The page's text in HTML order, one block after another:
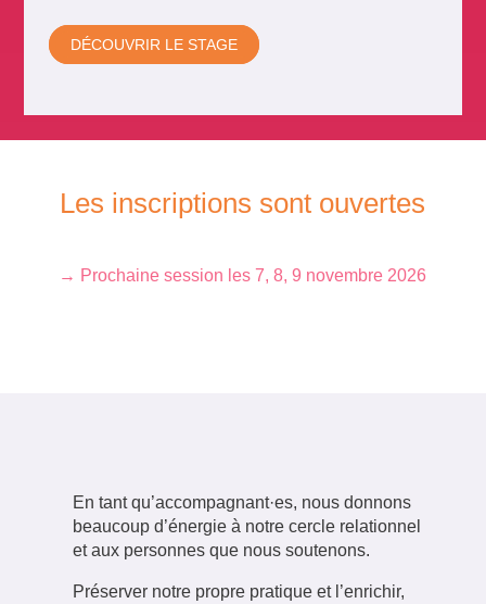
DÉCOUVRIR LE STAGE
Les inscriptions sont ouvertes
→ Prochaine session les 7, 8, 9 novembre 2026
En tant qu’accompagnant·es, nous donnons
beaucoup d’énergie à notre cercle relationnel
et aux personnes que nous soutenons.
Préserver notre propre pratique et l’enrichir,